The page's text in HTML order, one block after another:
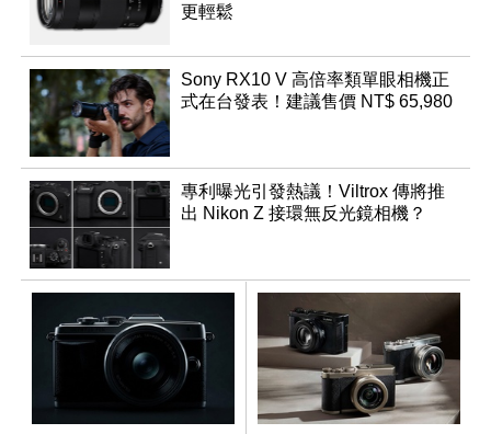
更輕鬆
Sony RX10 V 高倍率類單眼相機正
式在台發表！建議售價 NT$ 65,980
專利曝光引發熱議！Viltrox 傳將推
出 Nikon Z 接環無反光鏡相機？